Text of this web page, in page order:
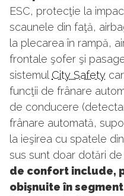
ESC, protecţie la
scaunele din faţă,
la plecarea în rampă,
frontale şofer şi
sistemulCity Safety
funcţii de frânare
de conducere
frânare automată,
la ieşirea cu spatele
sus sunt doar dotări de
de confort include,
obişnuite în